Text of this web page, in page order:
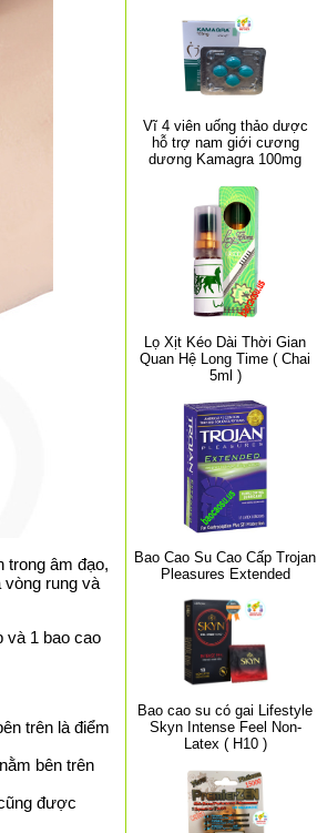
trong âm đạo,
vòng rung và
và 1 bao cao
trên là điểm
bên trên
được
Vĩ 4 viên uống thảo dược
hỗ trợ nam giới cương
dương Kamagra 100mg
Lọ Xịt Kéo Dài Thời Gian
Quan Hệ Long Time ( Chai
5ml )
Bao Cao Su Cao Cấp Trojan
Pleasures Extended
Bao cao su có gai Lifestyle
Skyn Intense Feel Non-
Latex ( H10 )